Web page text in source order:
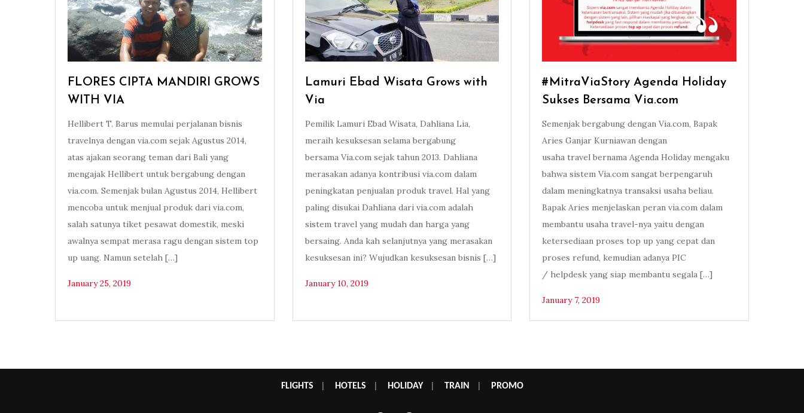
FLORES CIPTA MANDIRI GROWS
WITH VIA
Hellibert T. Barus memulai perjalanan bisnis
travelnya dengan via.com sejak Agustus 2014,
atas ajakan seorang teman dari Bali yang
mengajak Hellibert untuk bergabung dengan
via.com. Semenjak bulan Agustus 2014, Hellibert
mencoba untuk menjual produk dari via.com,
salah satunya tiket pesawat domestik, meski
awalnya sempat merasa ragu dengan sistem top
up uang. Namun setelah […]
January 25, 2019
Lamuri Ebad Wisata Grows with
Via
Pemilik Lamuri Ebad Wisata, Dahliana Lia,
meraih kesuksesan selama bergabung
bersama Via.com sejak tahun 2013. Dahliana
merasakan adanya kontribusi via.com dalam
peningkatan penjualan produk travel. Hal yang
paling disukai Dahliana dari via.com adalah
sistem travel yang mudah dan harga yang
bersaing. Anda kah selanjutnya yang merasakan
kesuksesan ini? Wujudkan kesuksesan bisnis […]
January 10, 2019
#MitraViaStory Agenda Holiday
Sukses Bersama Via.com
Semenjak bergabung dengan Via.com, Bapak
Aries Ganjar Kurniawan dengan
usaha travel bernama Agenda Holiday mengaku
bahwa sistem Via.com sangat berpengaruh
dalam meningkatnya transaksi usaha beliau.
Bapak Aries menjelaskan peran via.com dalam
membantu usaha travel-nya yaitu dengan
ketersediaan proses top up yang cepat dan
proses refund, kemudian adanya PIC
/ helpdesk yang siap membantu segala […]
January 7, 2019
FLIGHTS HOTELS HOLIDAY| TRAIN PROMO